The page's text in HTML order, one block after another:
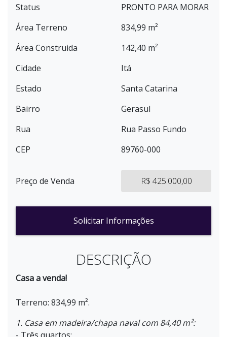
Status
PRONTO PARA MORAR
Área Terreno
834,99 m²
Área Construida
142,40 m²
Cidade
Itá
Estado
Santa Catarina
Bairro
Gerasul
Rua
Rua Passo Fundo
CEP
89760-000
Preço de Venda R$ 425.000,00
Solicitar Informações
DESCRIÇÃO
Casa a venda!
Terreno: 834,99 m².
1. Casa em madeira/chapa naval com 84,40 m²: